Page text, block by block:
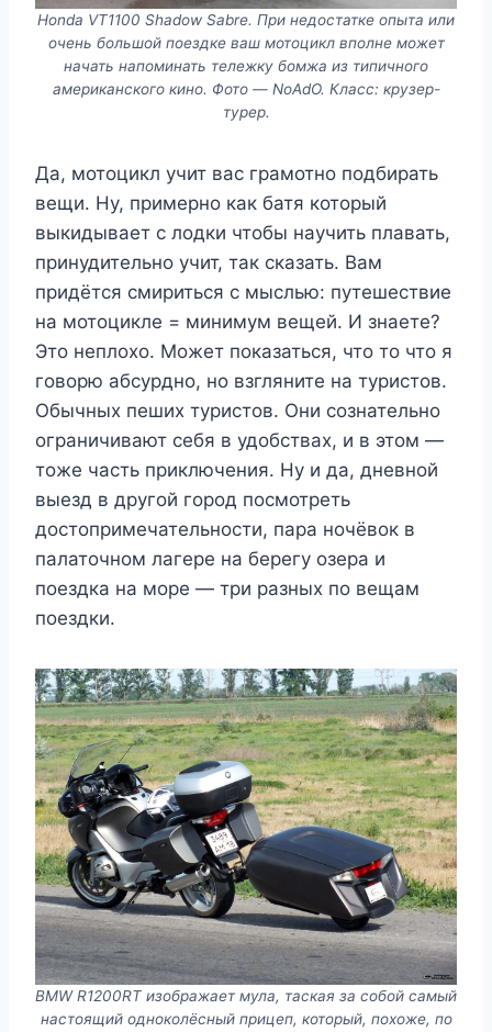
Honda VT1100 Shadow Sabre. При недостатке опыта или
очень большой поездке ваш мотоцикл вполне может
начать напоминать тележку бомжа из типичного
американского кино. Фото — NoAdO. Класс: крузер-
турер.
Да, мотоцикл учит вас грамотно подбирать
вещи. Ну, примерно как батя который
выкидывает с лодки чтобы научить плавать,
принудительно учит, так сказать. Вам
придётся смириться с мыслью: путешествие
на мотоцикле = минимум вещей. И знаете?
Это неплохо. Может показаться, что то что я
говорю абсурдно, но взгляните на туристов.
Обычных пеших туристов. Они сознательно
ограничивают себя в удобствах, и в этом —
тоже часть приключения. Ну и да, дневной
выезд в другой город посмотреть
достопримечательности, пара ночёвок в
палаточном лагере на берегу озера и
поездка на море — три разных по вещам
поездки.
BMW R1200RT изображает мула, таская за собой самый
настоящий одноколёсный прицеп, который, похоже, по